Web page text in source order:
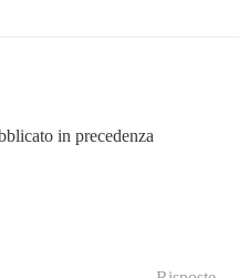
in precedenza